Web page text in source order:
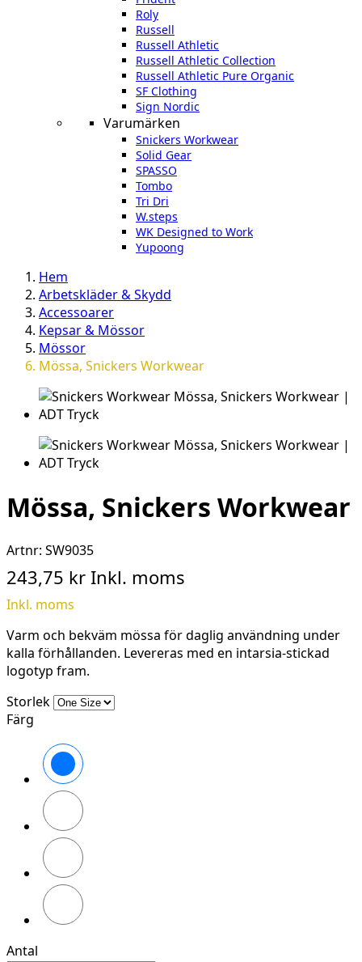
Roly
Russell
Russell Athletic
Russell Athletic Collection
Russell Athletic Pure Organic
SF Clothing
Sign Nordic
Varumärken
Snickers Workwear
Solid Gear
SPASSO
Tombo
Tri Dri
W.steps
WK Designed to Work
Yupoong
Hem
Arbetskläder & Skydd
Accessoarer
Kepsar & Mössor
Mössor
Mössa, Snickers Workwear
Mössa, Snickers Workwear
Artnr: SW9035
243,75 kr Inkl. moms
Inkl. moms
Varm och bekväm mössa för daglig användning under
kalla förhållanden. Levereras med en intarsia-stickad
logotyp fram.
Storlek
Färg
Antal